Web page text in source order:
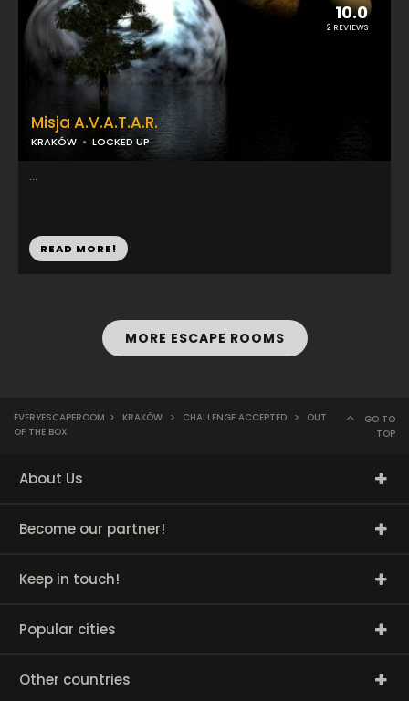
10.0
2 REVIEWS
Misja A.V.A.T.A.R.
KRAKÓW LOCKED UP
...
READ MORE!
MORE ESCAPE ROOMS
EVERYESCAPEROOM > KRAKÓW > CHALLENGE ACCEPTED >
OUT
OF THE BOX
GO TO
TOP
About Us
Become our partner!
Keep in touch!
Popular cities
Other countries